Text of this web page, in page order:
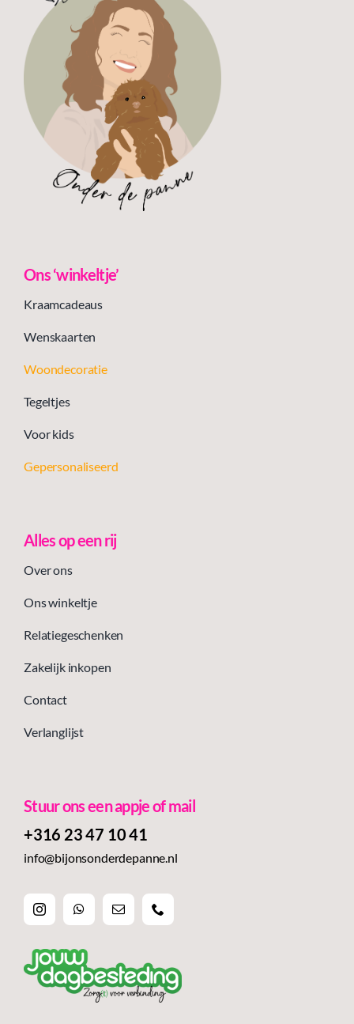
Ons ‘winkeltje’
Kraamcadeaus
Wenskaarten
Woondecoratie
Tegeltjes
Voor kids
Gepersonaliseerd
Alles op een rij
Over ons
Ons winkeltje
Relatiegeschenken
Zakelijk inkopen
Contact
Verlanglijst
Stuur ons een appje of mail
+316 23 47 10 41‬
info@bijonsonderdepanne.nl